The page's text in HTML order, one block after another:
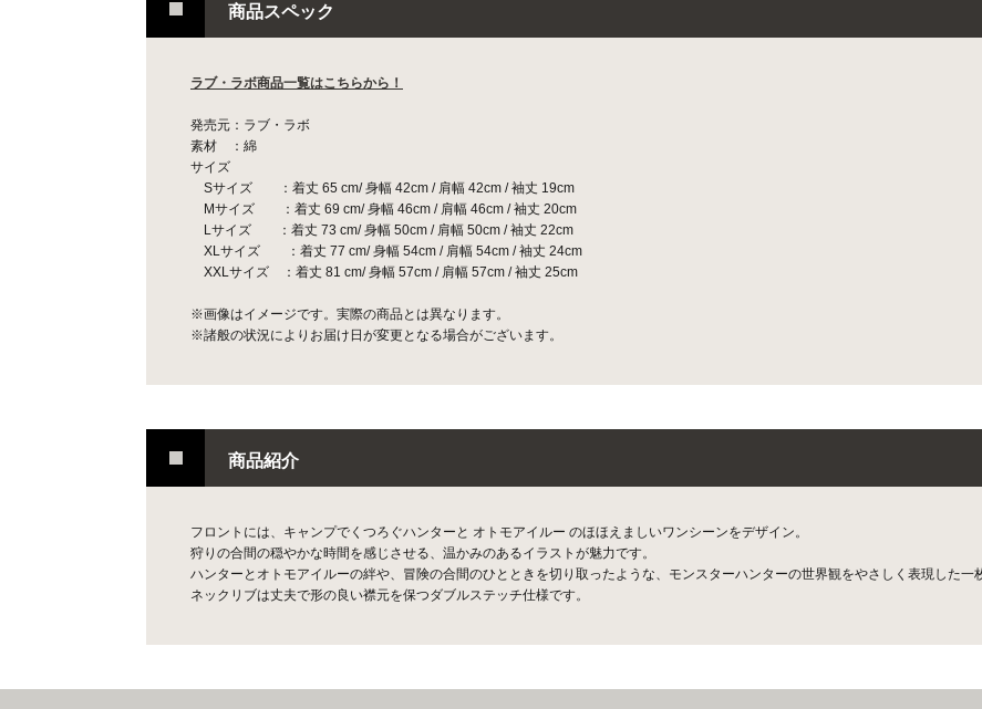
商品スペック
ラブ・ラボ商品一覧はこちらから！
発売元：ラブ・ラボ
素材 ：綿
サイズ
Sサイズ ：着丈 65 cm/ 身幅 42cm / 肩幅 42cm / 袖丈 19cm
Mサイズ ：着丈 69 cm/ 身幅 46cm / 肩幅 46cm / 袖丈 20cm
Lサイズ ：着丈 73 cm/ 身幅 50cm / 肩幅 50cm / 袖丈 22cm
XLサイズ ：着丈 77 cm/ 身幅 54cm / 肩幅 54cm / 袖丈 24cm
XXLサイズ ：着丈 81 cm/ 身幅 57cm / 肩幅 57cm / 袖丈 25cm
※画像はイメージです。実際の商品とは異なります。
※諸般の状況によりお届け日が変更となる場合がございます。
商品紹介
フロントには、キャンプでくつろぐハンターと オトモアイルー のほほえましいワンシーンをデザイン。
狩りの合間の穏やかな時間を感じさせる、温かみのあるイラストが魅力です。
ハンターとオトモアイルーの絆や、冒険の合間のひとときを切り取ったような、モンスターハンターの世界観をやさしく表現した一
ネックリブは丈夫で形の良い襟元を保つダブルステッチ仕様です。